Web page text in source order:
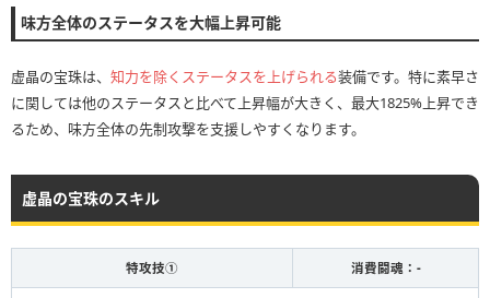
味方全体のステータスを大幅上昇可能
虚晶の宝珠は、 知力を除くステータスを上げられる装備です。特に素早さ
に関しては他のステータスと比べて上昇幅が大きく、最大1825%上昇でき
るため、味方全体の先制攻撃を支援しやすくなります。
虚晶の宝珠のスキル
特攻技① 消費闘魂：-